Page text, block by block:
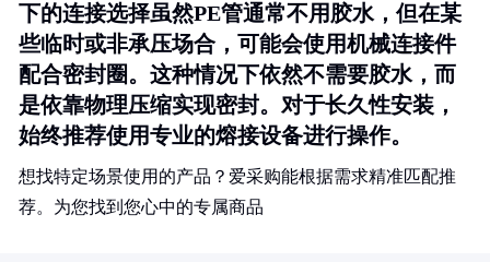
下的连接选择虽然PE管通常不用胶水，但在某
些临时或非承压场合，可能会使用机械连接件
配合密封圈。这种情况下依然不需要胶水，而
是依靠物理压缩实现密封。对于长久性安装，
始终推荐使用专业的熔接设备进行操作。
想找特定场景使用的产品？爱采购能根据需求精准匹配推
荐。为您找到您心中的专属商品